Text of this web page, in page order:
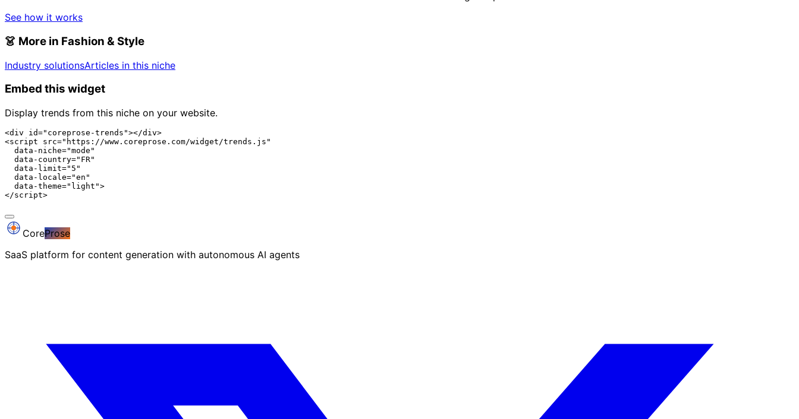
See how it works
👗 More in Fashion & Style
Industry solutionsArticles in this niche
Embed this widget
Display trends from this niche on your website.
<div id="coreprose-trends"></div>
<script src="https://www.coreprose.com/widget/trends.js"
  data-niche="mode"
  data-country="FR"
  data-limit="5"
  data-locale="en"
  data-theme="light">
</script>
CoreProse
SaaS platform for content generation with autonomous AI agents